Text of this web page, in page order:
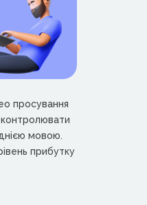
просування
контролювати
мовою.
прибутку